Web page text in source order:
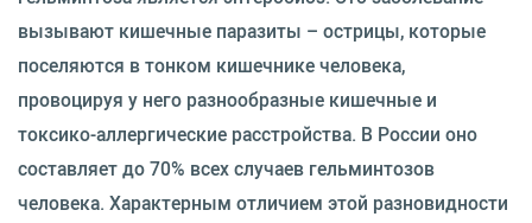
вызывают кишечные паразиты – острицы, которые
поселяются в тонком кишечнике человека,
провоцируя у него разнообразные кишечные и
токсико-аллергические расстройства. В России оно
составляет до 70% всех случаев гельминтозов
человека. Характерным отличием этой разновидности